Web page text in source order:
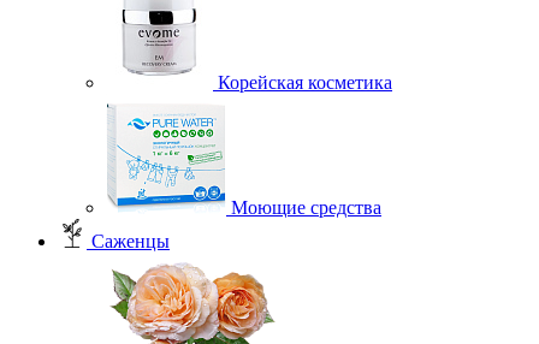
Корейская косметика
Моющие средства
Саженцы